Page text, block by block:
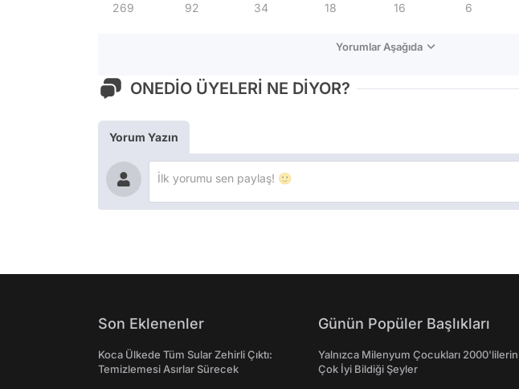
269 92 34 18 16 6
Yorumlar Aşağıda
ONEDİO ÜYELERİ NE DİYOR?
Yorum Yazın
Son Eklenenler
Koca Ülkede Tüm Sular Zehirli Çıktı:
Temizlemesi Asırlar Sürecek
Günün Popüler Başlıkları
Yalnızca Milenyum Çocukları 2000'lilerin
Çok İyi Bildiği Şeyler